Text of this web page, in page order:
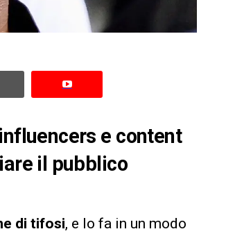
e content
il pubblico
di tifosi, e lo fa in un modo